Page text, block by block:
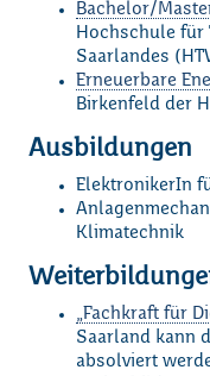
Bachelor/
Hochschule für
Saarlandes
Erneuerbare
Birkenfeld der
Ausbildungen
ElektronikerIn
Klimatechnik
„Fachkraft für
Saarland kann
absolviert